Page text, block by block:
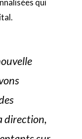
qui
direction,